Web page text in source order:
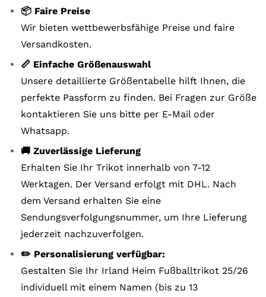
📦 Faire Preise
Wir bieten wettbewerbsfähige Preise und faire
Versandkosten.
📏 Einfache Größenauswahl
Unsere detaillierte Größentabelle hilft Ihnen, die
perfekte Passform zu finden. Bei Fragen zur Größe
kontaktieren Sie uns bitte per E-Mail oder
Whatsapp.
🚚 Zuverlässige Lieferung
Erhalten Sie Ihr Trikot innerhalb von 7-12
Werktagen. Der Versand erfolgt mit DHL. Nach
dem Versand erhalten Sie eine
Sendungsverfolgungsnummer, um Ihre Lieferung
jederzeit nachzuverfolgen.
✏️ Personalisierung verfügbar:
Gestalten Sie Ihr Irland Heim Fußballtrikot 25/26
individuell mit einem Namen (bis zu 13